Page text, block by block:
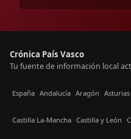
Crónica País Vasco
Tu fuente de información local
España Andalucía Aragón Asturias
Castilla La-Mancha Castilla y León